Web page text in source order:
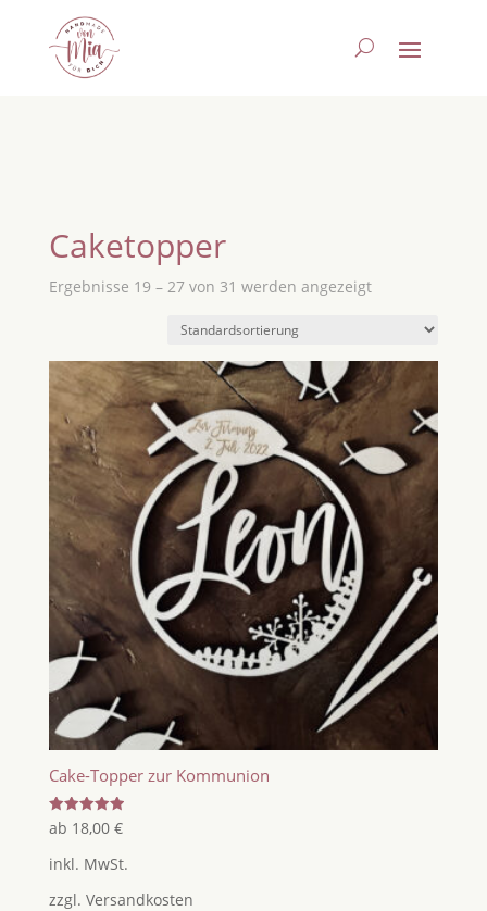
Caketopper
Ergebnisse 19 – 27 von 31 werden angezeigt
Cake-Topper zur Kommunion
Bewertet
mit
von 5
ab 18,00 €
inkl. MwSt.
zzgl. Versandkosten